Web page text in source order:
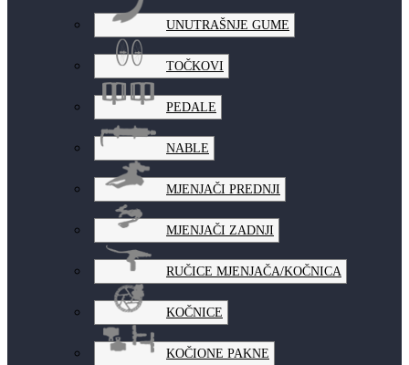
UNUTRAŠNJE GUME
TOČKOVI
PEDALE
NABLE
MJENJAČI PREDNJI
MJENJAČI ZADNJI
RUČICE MJENJAČA/KOČNICA
KOČNICE
KOČIONE PAKNE